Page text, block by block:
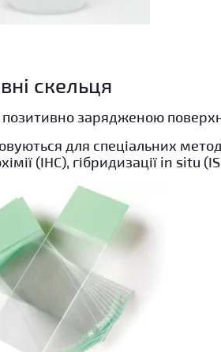
скельця
позитивно зарядженою
для спеціальних
(IHC), гібридизації in situ